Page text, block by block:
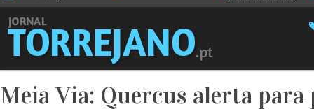
Meia Via: Quercus alerta para